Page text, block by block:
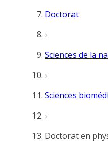
Doctorat
Sciences de la
Sciences
Doctorat en